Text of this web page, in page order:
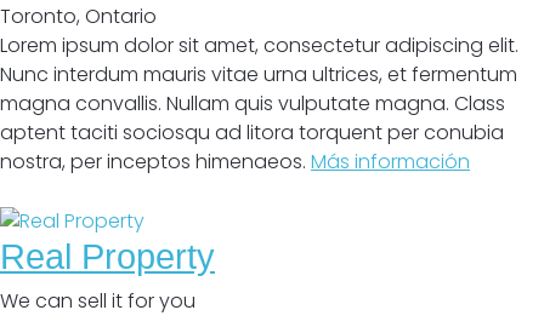
Toronto, Ontario
Lorem ipsum dolor sit amet, consectetur adipiscing elit.
Nunc interdum mauris vitae urna ultrices, et fermentum
magna convallis. Nullam quis vulputate magna. Class
aptent taciti sociosqu ad litora torquent per conubia
nostra, per inceptos himenaeos. Más información
Real Property
We can sell it for you